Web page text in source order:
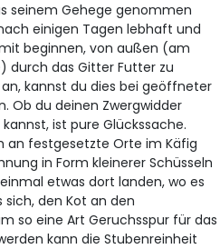
seinem Gehege genommen
einigen Tagen lebhaft und
beginnen, von außen (am
durch das Gitter Futter zu
kannst du dies bei geöffneter
Ob du deinen Zwergwidder
ist pure Glückssache.
an festgesetzte Orte im Käfig
in Form kleinerer Schüsseln
etwas dort landen, wo es
den Kot an den
so eine Art Geruchsspur für das
kann die Stubenreinheit